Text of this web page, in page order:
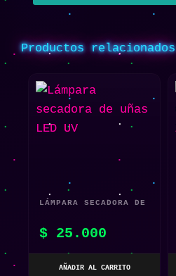
Productos relacionados
LÁMPARA SECADORA DE
$ 25.000
AÑADIR AL CARRITO